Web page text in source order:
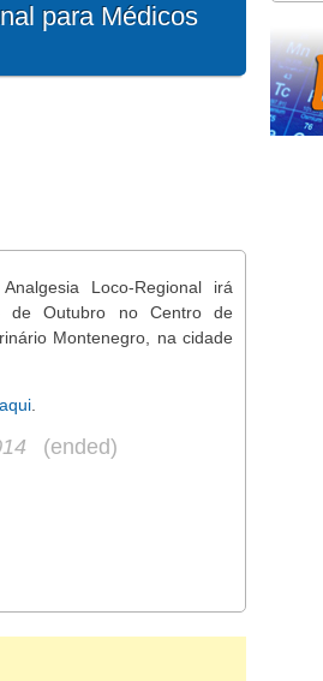
para Médicos
Loco-Regional irá
Outubro no Centro de
Montenegro, na cidade
aqui
(ended)